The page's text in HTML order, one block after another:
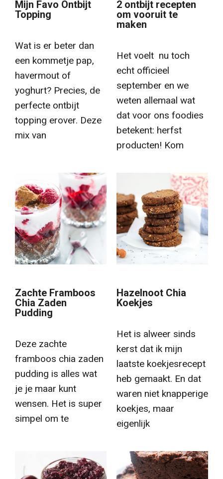
Mijn Favo Ontbijt
Topping
Wat is er beter dan
een kommetje pap,
havermout of
yoghurt? Precies, de
perfecte ontbijt
topping erover. Deze
mix van
2 ontbijt recepten
om vooruit te
maken
Het voelt nu toch
echt officieel
september en we
weten allemaal wat
dat voor ons foodies
betekent: herfst
producten! Kom
Zachte Framboos
Chia Zaden
Pudding
Deze zachte
framboos chia zaden
pudding is alles wat
je je maar kunt
wensen. Het is super
simpel om te
Hazelnoot Chia
Koekjes
Het is alweer sinds
kerst dat ik mijn
laatste koekjesrecept
heb gemaakt. En dat
waren niet knapperige
koekjes, maar
eigenlijk